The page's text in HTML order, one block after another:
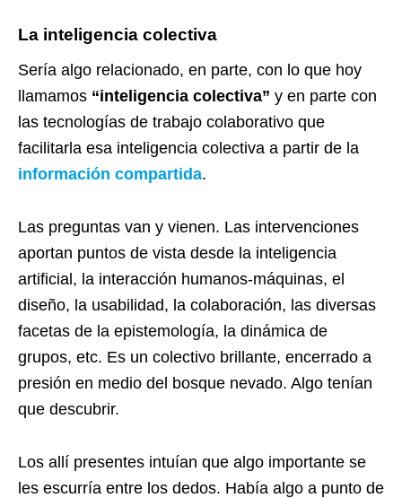
La inteligencia colectiva
Sería algo relacionado, en parte, con lo que hoy
llamamos “inteligencia colectiva” y en parte con
las tecnologías de trabajo colaborativo que
facilitarla esa inteligencia colectiva a partir de la
información compartida.
Las preguntas van y vienen. Las intervenciones
aportan puntos de vista desde la inteligencia
artificial, la interacción humanos-máquinas, el
diseño, la usabilidad, la colaboración, las diversas
facetas de la epistemología, la dinámica de
grupos, etc. Es un colectivo brillante, encerrado a
presión en medio del bosque nevado. Algo tenían
que descubrir.
Los allí presentes intuían que algo importante se
les escurría entre los dedos. Había algo a punto de